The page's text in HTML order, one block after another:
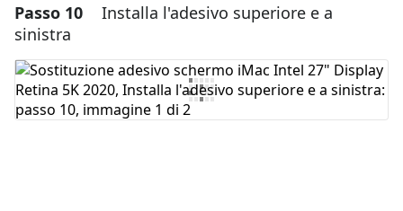
Aggiungi un commento
Aggiungi Commento
Passo 10
Installa l'adesivo superiore e a
sinistra